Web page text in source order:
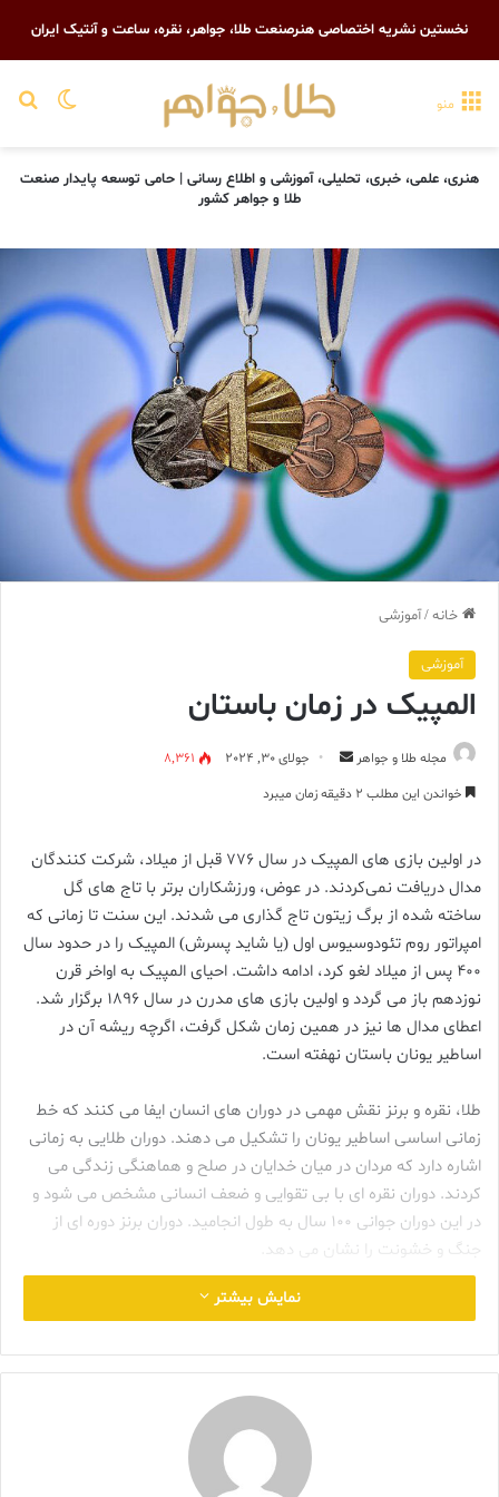
نخستین نشریه اختصاصی هنرصنعت طلا، جواهر، نقره، ساعت و آنتیک ایران
تغییر منو
هنری، علمی، خبری، تحلیلی، آموزشی و اطلاع رسانی | حامی توسعه پایدار صنعت
طلا و جواهر کشور
خانه/آموزشی
آموزشی
المپیک در زمان باستان
مجله طلا و جواهر
ارسال
جولای 30, 2024
8,361
خواندن این مطلب 2 دقیقه زمان میبرد
در اولین بازی های المپیک در سال 776 قبل از میلاد، شرکت کنندگان
مدال دریافت نمی‌کردند. در عوض، ورزشکاران برتر با تاج های گل
ساخته شده از برگ زیتون تاج گذاری می شدند. این سنت تا زمانی که
امپراتور روم تئودوسیوس اول (یا شاید پسرش) المپیک را در حدود سال
400 پس از میلاد لغو کرد، ادامه داشت. احیای المپیک به اواخر قرن
نوزدهم باز می گردد و اولین بازی های مدرن در سال 1896 برگزار شد.
اعطای مدال ها نیز در همین زمان شکل گرفت، اگرچه ریشه آن در
اساطیر یونان باستان نهفته است.
طلا، نقره و برنز نقش مهمی در دوران های انسان ایفا می کنند که خط
زمانی اساسی اساطیر یونان را تشکیل می دهند. دوران طلایی به زمانی
اشاره دارد که مردان در میان خدایان در صلح و هماهنگی زندگی می
کردند. دوران نقره ای با بی تقوایی و ضعف انسانی مشخص می شود و
در این دوران جوانی 100 سال به طول انجامید. دوران برنز دوره ای از
جنگ و خشونت را نشان می دهد.
پس از این دوران، عصر قهرمانی (زمانی که قهرمانان جنگ تروا زندگی می
حدود 700 سال قبل از میلاد سروده شده است، هر پنج عصر اشاره
میلاد نوشته شده است، عصر قهرمانی را حذف کرده است.
نمایش بیشتر